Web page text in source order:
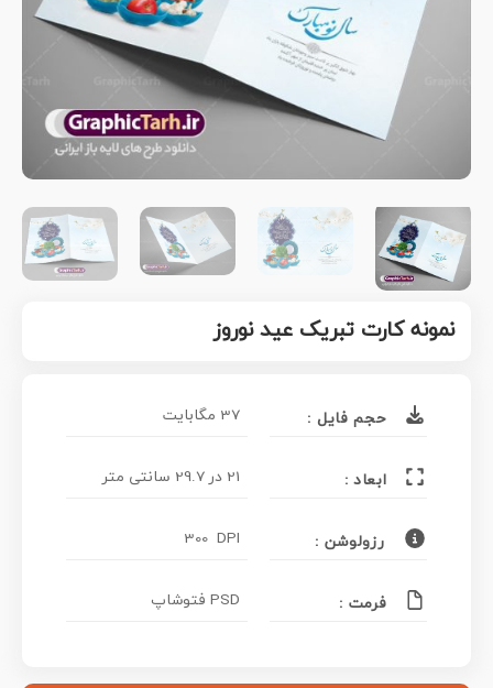
نمونه کارت تبریک عید نوروز
حجم فایل : 37 مگابایت
ابعاد : 21 در 29.7 سانتی متر
رزولوشن : 300 DPI
فرمت : PSD فتوشاپ